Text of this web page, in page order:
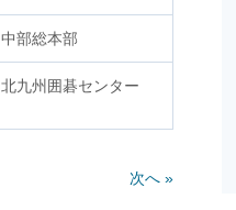
中部総本部
北九州囲碁センター
次へ »